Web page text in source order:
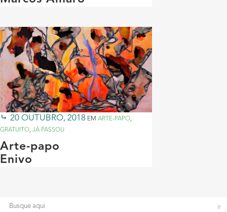
20 OUTUBRO, 2018 EM ARTE-PAPO,
GRATUITO, JÁ PASSOU
Arte-papo
Enivo